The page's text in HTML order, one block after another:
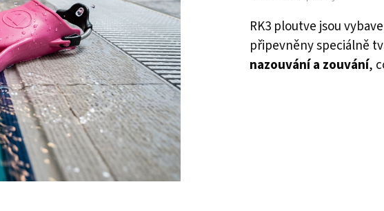
RK3 ploutve jsou
připevněny speciálně
nazouvání a zouvání,